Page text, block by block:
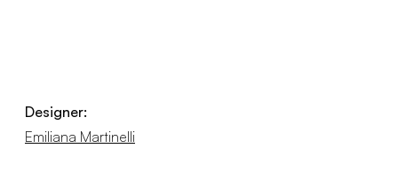
Designer:
Emiliana Martinelli